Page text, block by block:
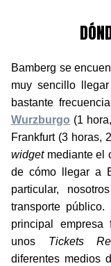
Bamberg se
muy sencillo
bastante
Wurzburgo (1
Frankfurt (3 horas,
widgetmediante el
de cómo llegar a
particular,
transporte público.
principal empresa
unos Tickets
diferentes medios